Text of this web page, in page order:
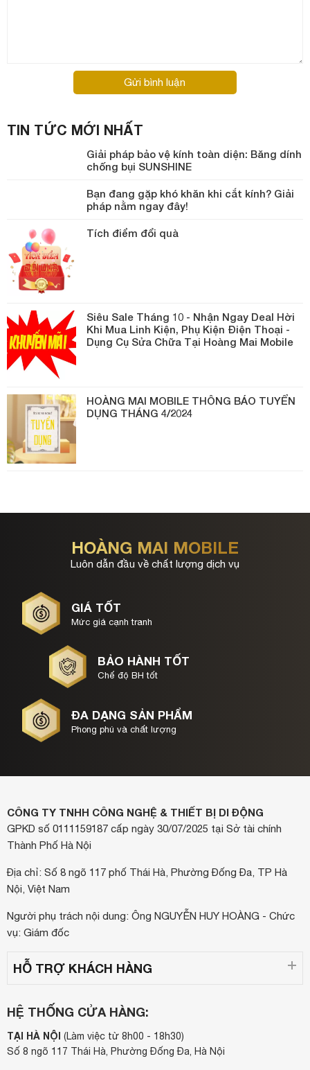
Gửi bình luận
TIN TỨC MỚI NHẤT
Giải pháp bảo vệ kính toàn diện: Băng dính
chống bụi SUNSHINE
Bạn đang gặp khó khăn khi cắt kính? Giải
pháp nằm ngay đây!
Tích điểm đổi quà
Siêu Sale Tháng 10 - Nhận Ngay Deal Hời
Khi Mua Linh Kiện, Phụ Kiện Điện Thoại -
Dụng Cụ Sửa Chữa Tại Hoàng Mai Mobile
HOÀNG MAI MOBILE THÔNG BÁO TUYỂN
DỤNG THÁNG 4/2024
HOÀNG MAI MOBILE
Luôn dẫn đầu về chất lượng dịch vụ
GIÁ TỐT
Mức giá cạnh tranh
BẢO HÀNH TỐT
Chế độ BH tốt
ĐA DẠNG SẢN PHẨM
Phong phú và chất lượng
CÔNG TY TNHH CÔNG NGHỆ & THIẾT BỊ DI ĐỘNG
GPKD số 0111159187 cấp ngày 30/07/2025 tại Sở tài chính
Thành Phố Hà Nội
Địa chỉ: Số 8 ngõ 117 phố Thái Hà, Phường Đống Đa, TP Hà
Nội, Việt Nam
Người phụ trách nội dung: Ông NGUYỄN HUY HOÀNG - Chức
vụ: Giám đốc
HỖ TRỢ KHÁCH HÀNG
HỆ THỐNG CỬA HÀNG:
TẠI HÀ NỘI (Làm việc từ 8h00 - 18h30)
Số 8 ngõ 117 Thái Hà, Phường Đống Đa, Hà Nội